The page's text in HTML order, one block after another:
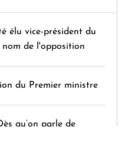
élu vice-président du
nom de l'opposition
du Premier ministre
qu’on parle de